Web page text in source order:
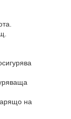
на